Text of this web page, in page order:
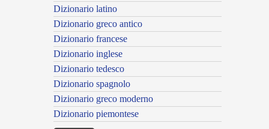
Dizionario latino
Dizionario greco antico
Dizionario francese
Dizionario inglese
Dizionario tedesco
Dizionario spagnolo
Dizionario greco moderno
Dizionario piemontese